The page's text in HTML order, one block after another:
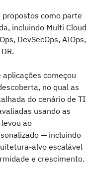
como parte
incluindo Multi Cloud
DevSecOps, AIOps,
começou
no qual as
do cenário de TI
usando as
ao
— incluindo
alvo escalável
e crescimento.